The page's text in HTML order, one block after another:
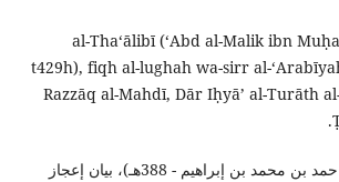
al-Thaʻālibī (ʻAbd al-Malik ibn
t429h), fiqh al-lughah wa-sirr al-
Razzāq al-Mahdī, Dār Iḥyāʼ al-Turāth
الخطابي (أبو سليمان حمد بن محمد بن إبراهيم - 388هـ)، بيان إعجاز